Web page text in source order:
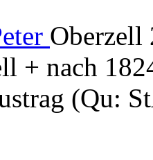
+ nach
(Qu: